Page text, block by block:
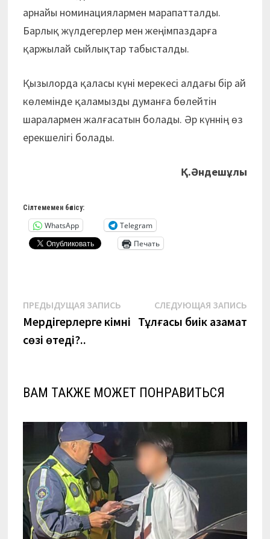
арнайы номинациялармен марапатталды.
Барлық жүлдегерлер мен жеңімпаздарға
қаржылай сыйлықтар табысталды.
Қызылорда қаласы күні мерекесі алдағы бір ай
көлемінде қаламызды думанға бөлейтін
шаралармен жалғасатын болады. Әр күннің өз
ерекшелігі болады.
Қ.Әндешұлы
Сілтемемен бөлісу:
WhatsApp
Telegram
Печать
Навигация
по
записям
ПРЕДЫДУЩАЯ ЗАПИСЬПредыдущая
запись:
Мердігерлерге кімнің
сөзі өтеді?..
СЛЕДУЮЩАЯ ЗАПИСЬ
Тұлғасы биік азамат
ВАМ ТАКЖЕ МОЖЕТ ПОНРАВИТЬСЯ